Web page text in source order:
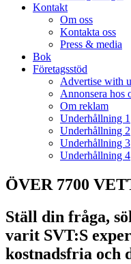
Kontakt
Om oss
Kontakta oss
Press & media
Bok
Företagsstöd
Advertise with
Annonsera hos
Om reklam
Underhållning 1
Underhållning 2
Underhållning 3
Underhållning 4
ÖVER 7700
Ställ din fråga,
varit SVT:S
kostnadsfria och